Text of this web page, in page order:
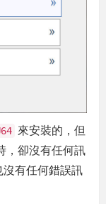
來安裝的，但
，卻沒有任何訊
有任何錯誤訊